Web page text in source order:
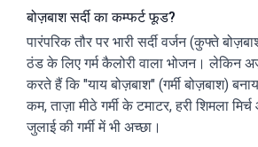
बोज़बाश सर्दी का कम्फर्ट फूड?
पारंपरिक तौर पर भारी सर्दी वर्जन (कुफ्ते
ठंड के लिए गर्म कैलोरी वाला भोजन। लेकिन
करते हैं कि "याय बोज़बाश" (गर्मी बोज़बाश)
कम, ताज़ा मीठे गर्मी के टमाटर, हरी शिमला
जुलाई की गर्मी में भी अच्छा।